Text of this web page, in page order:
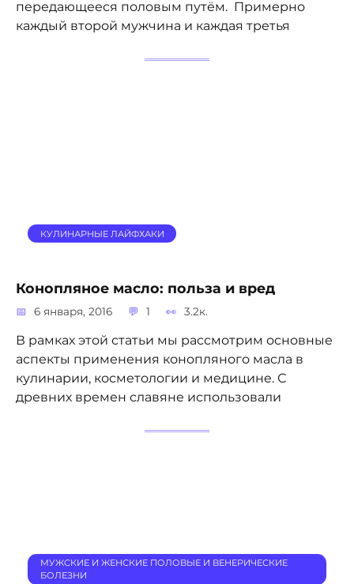
передающееся половым путём. Примерно
каждый второй мужчина и каждая третья
КУЛИНАРНЫЕ ЛАЙФХАКИ
Конопляное масло: польза и вред
6 января, 2016 1 3.2к.
В рамках этой статьи мы рассмотрим основные
аспекты применения конопляного масла в
кулинарии, косметологии и медицине. С
древних времен славяне использовали
МУЖСКИЕ И ЖЕНСКИЕ ПОЛОВЫЕ И ВЕНЕРИЧЕСКИЕ
БОЛЕЗНИ